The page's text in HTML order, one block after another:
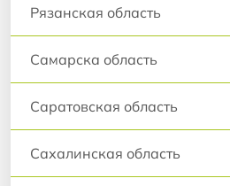
Рязанская область
Самарска область
Саратовская область
Сахалинская область